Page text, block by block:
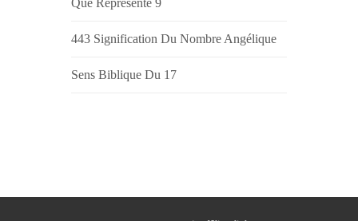
Que Représente 9
443 Signification Du Nombre Angélique
Sens Biblique Du 17